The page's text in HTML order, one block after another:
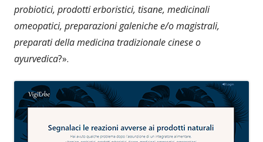
probiotici, prodotti erboristici, tisane, medicinali
omeopatici, preparazioni galeniche e/o magistrali,
preparati della medicina tradizionale cinese o
ayurvedica?».